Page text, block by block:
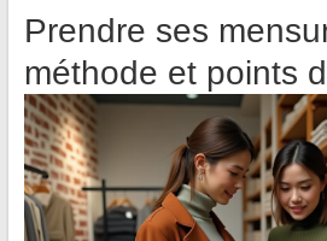
Prendre ses
méthode et points